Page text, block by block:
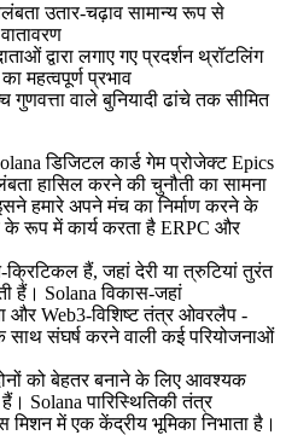
उतार-चढ़ाव सामान्य रूप से
द्वारा लगाए गए प्रदर्शन थ्रॉटलिंग
महत्वपूर्ण प्रभाव
गुणवत्ता वाले बुनियादी ढांचे तक सीमित
डिजिटल कार्ड गेम प्रोजेक्ट Epics
हासिल करने की चुनौती का सामना
हमारे अपने मंच का निर्माण करने के
के रूप में कार्य करता है ERPC और
हैं, जहां देरी या त्रुटियां तुरंत
हैं। Solana विकास-जहां
और Web3-विशिष्ट तंत्र ओवरलैप -
संघर्ष करने वाली कई परियोजनाओं
को बेहतर बनाने के लिए आवश्यक
Solana पारिस्थितिकी तंत्र
में एक केंद्रीय भूमिका निभाता है।